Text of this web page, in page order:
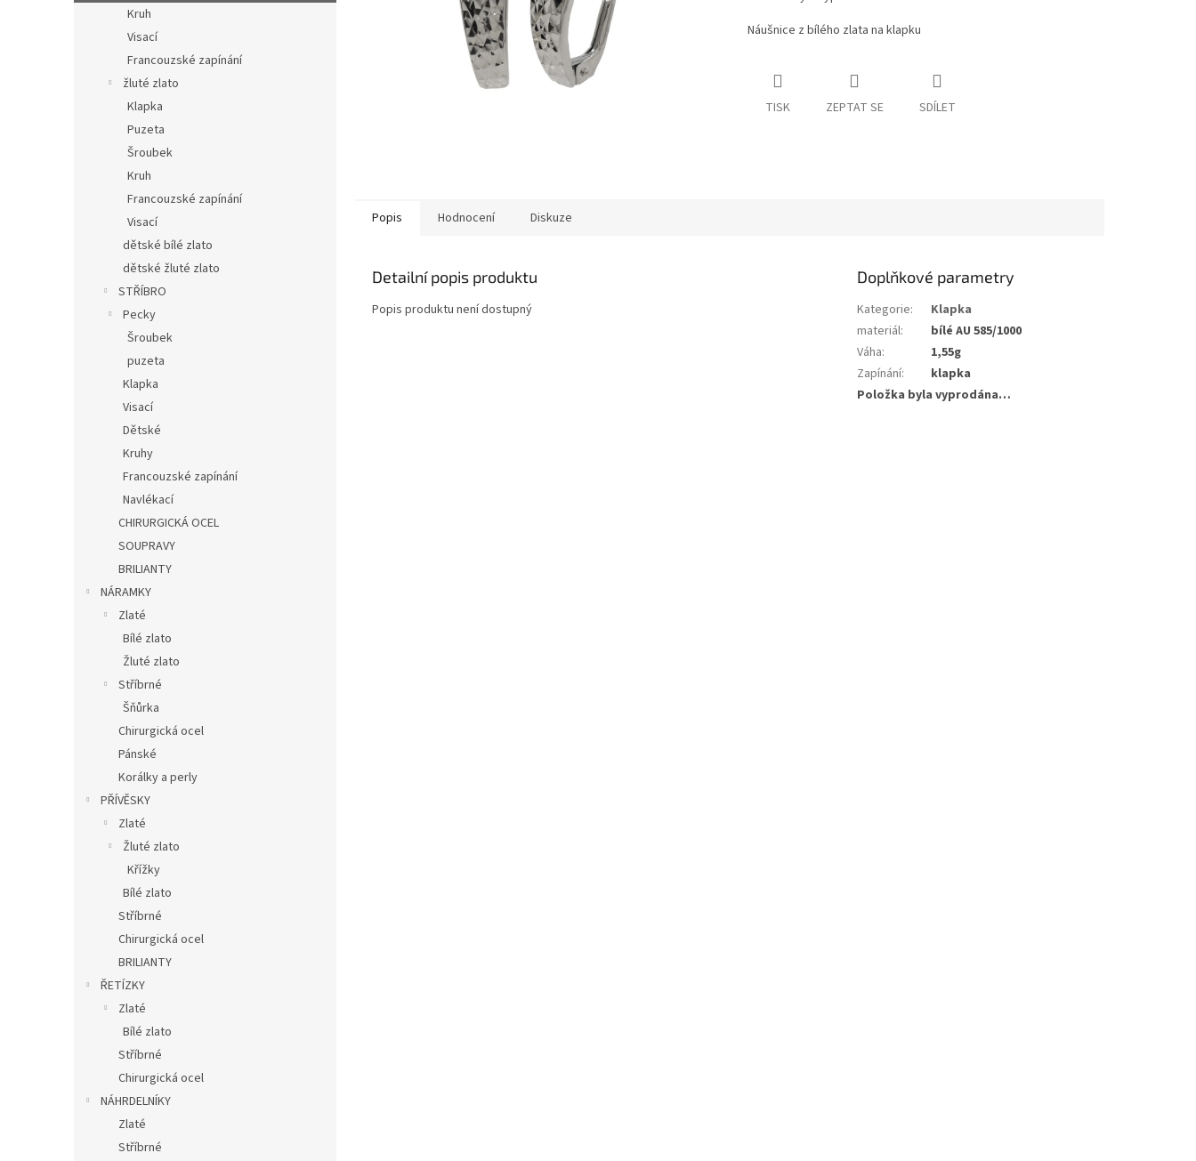
n
Kruh
Visací
Francouzské zapínání
žluté zlato
Klapka
Puzeta
Šroubek
Kruh
Francouzské zapínání
Visací
dětské bílé zlato
dětské žluté zlato
STŘÍBRO
Pecky
Šroubek
puzeta
Klapka
Visací
Dětské
Kruhy
Francouzské zapínání
Navlékací
CHIRURGICKÁ OCEL
SOUPRAVY
BRILIANTY
NÁRAMKY
Zlaté
Bílé zlato
Žluté zlato
Stříbrné
Šňůrka
Chirurgická ocel
Pánské
Korálky a perly
PŘÍVĚSKY
Zlaté
Žluté zlato
Křížky
Bílé zlato
Stříbrné
Chirurgická ocel
BRILIANTY
ŘETÍZKY
Zlaté
Bílé zlato
Stříbrné
Chirurgická ocel
NÁHRDELNÍKY
Zlaté
Stříbrné
Náušnice z bílého zlata na klapku
TISK ZEPTAT SE SDÍLET
Popis Hodnocení Diskuze
Detailní popis produktu
Popis produktu není dostupný
Doplňkové parametry
Kategorie:
Klapka
materiál:
bílé AU 585/1000
Váha:
1,55g
Zapínání:
klapka
Položka byla vyprodána…